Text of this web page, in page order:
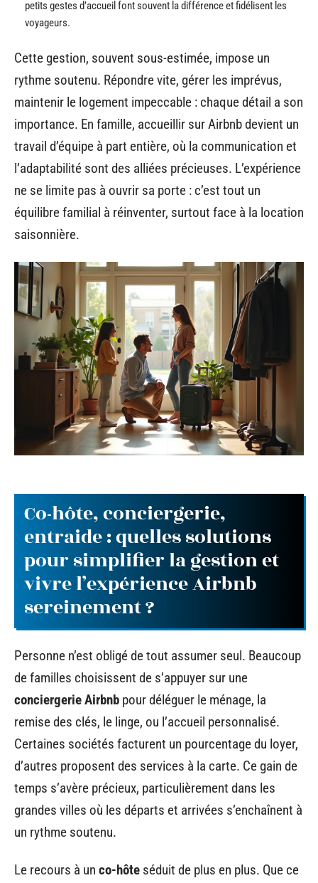
petits gestes d’accueil font souvent la différence et fidélisent les
voyageurs.
Cette gestion, souvent sous-estimée, impose un
rythme soutenu. Répondre vite, gérer les imprévus,
maintenir le logement impeccable : chaque détail a son
importance. En famille, accueillir sur Airbnb devient un
travail d’équipe à part entière, où la communication et
l’adaptabilité sont des alliées précieuses. L’expérience
ne se limite pas à ouvrir sa porte : c’est tout un
équilibre familial à réinventer, surtout face à la location
saisonnière.
Co-hôte, conciergerie,
entraide : quelles solutions
pour simplifier la gestion et
vivre l’expérience Airbnb
sereinement ?
Personne n’est obligé de tout assumer seul. Beaucoup
de familles choisissent de s’appuyer sur une
conciergerie Airbnb pour déléguer le ménage, la
remise des clés, le linge, ou l’accueil personnalisé.
Certaines sociétés facturent un pourcentage du loyer,
d’autres proposent des services à la carte. Ce gain de
temps s’avère précieux, particulièrement dans les
grandes villes où les départs et arrivées s’enchaînent à
un rythme soutenu.
Le recours à un co-hôte séduit de plus en plus. Que ce